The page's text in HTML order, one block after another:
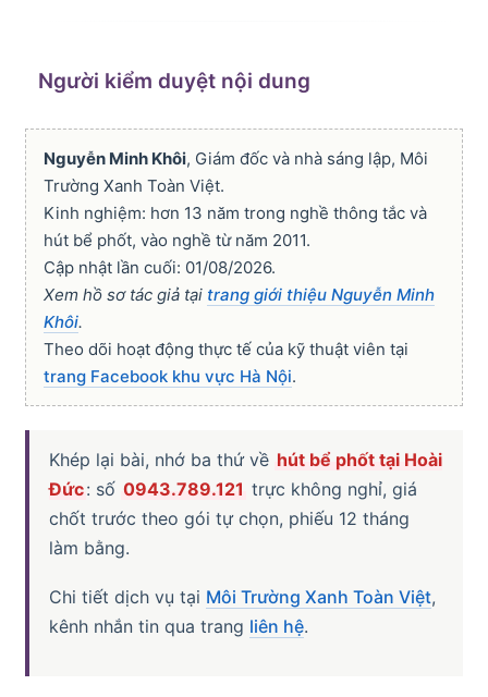
Người kiểm duyệt nội dung
Nguyễn Minh Khôi, Giám đốc và nhà sáng lập, Môi
Trường Xanh Toàn Việt.
Kinh nghiệm: hơn 13 năm trong nghề thông tắc và
hút bể phốt, vào nghề từ năm 2011.
Cập nhật lần cuối: 01/08/2026.
Xem hồ sơ tác giả tại trang giới thiệu Nguyễn Minh
Khôi.
Theo dõi hoạt động thực tế của kỹ thuật viên tại
trang Facebook khu vực Hà Nội.
Khép lại bài, nhớ ba thứ về hút bể phốt tại Hoài
Đức: số 0943.789.121 trực không nghỉ, giá
chốt trước theo gói tự chọn, phiếu 12 tháng
làm bằng.
Chi tiết dịch vụ tại Môi Trường Xanh Toàn Việt,
kênh nhắn tin qua trang liên hệ.